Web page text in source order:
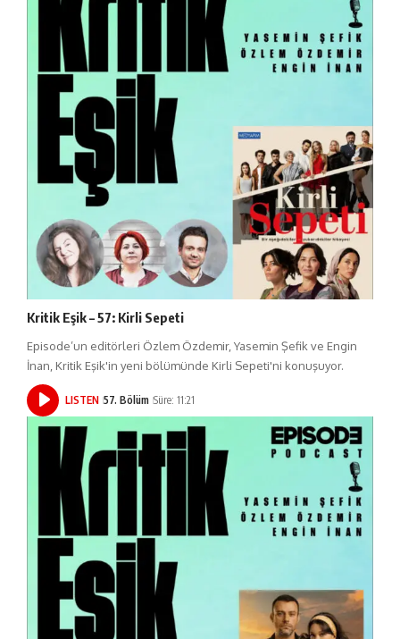
Kritik Eşik – 57: Kirli Sepeti
Episode’un editörleri Özlem Özdemir, Yasemin Şefik ve Engin
İnan, Kritik Eşik'in yeni bölümünde Kirli Sepeti'ni konuşuyor.
LISTEN 57. Bölüm Süre: 11:21